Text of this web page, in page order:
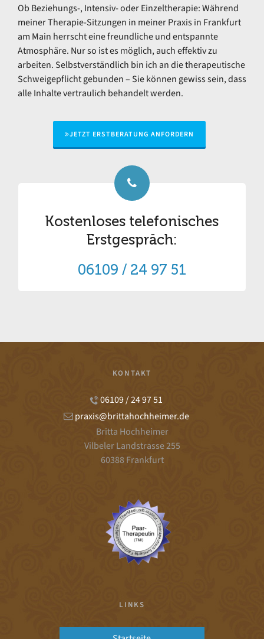
Ob Beziehungs-, Intensiv- oder Einzeltherapie: Während
meiner Therapie-Sitzungen in meiner Praxis in Frankfurt
am Main herrscht eine freundliche und entspannte
Atmosphäre. Nur so ist es möglich, auch effektiv zu
arbeiten. Selbstverständlich bin ich an die therapeutische
Schweigepflicht gebunden – Sie können gewiss sein, dass
alle Inhalte vertraulich behandelt werden.
JETZT ERSTBERATUNG ANFORDERN
Kostenloses telefonisches
Erstgespräch:
06109 / 24 97 51
KONTAKT
06109 / 24 97 51
praxis@brittahochheimer.de
Britta Hochheimer
Vilbeler Landstrasse 255
60388 Frankfurt
LINKS